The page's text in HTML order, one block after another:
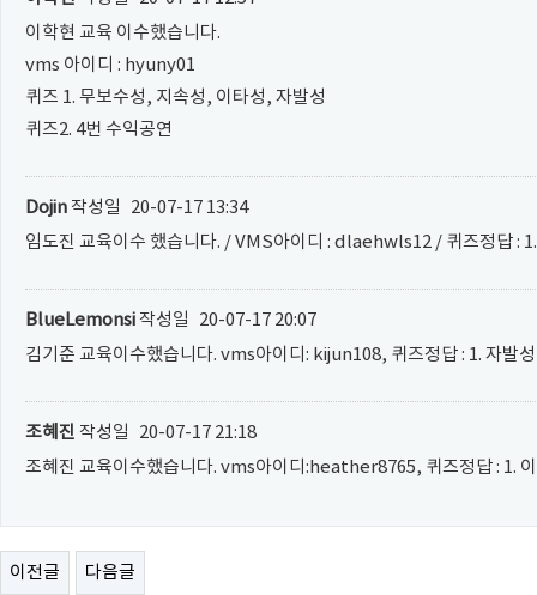
이학현 교육 이수했습니다.
vms 아이디 : hyuny01
퀴즈 1. 무보수성, 지속성, 이타성, 자발성
퀴즈2. 4번 수익공연
Dojin작성일
20-07-17 13:34
임도진 교육이수 했습니다. / VMS아이디 : dlaehwls12 / 퀴즈정답 :
BlueLemonsi작성일
20-07-17 20:07
김기준 교육이수했습니다. vms아이디: kijun108, 퀴즈정답 : 1. 자발
조혜진 작성일
20-07-17 21:18
조혜진 교육이수했습니다. vms아이디:heather8765, 퀴즈정답 : 1.
이전글 다음글